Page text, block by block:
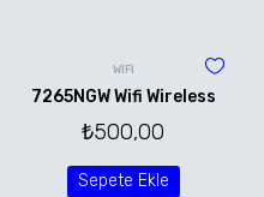
WİFİ
7265NGW Wifi Wireless
₺500,00
Sepete Ekle